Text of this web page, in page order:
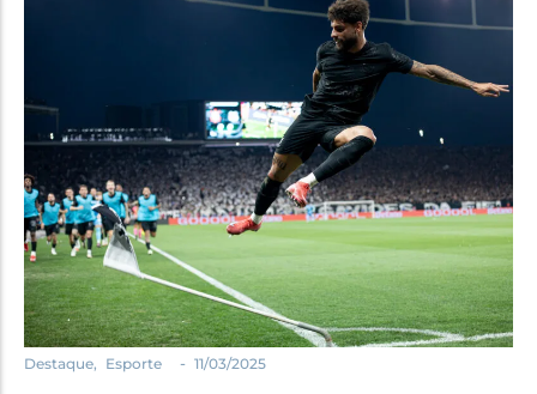
Paraná
Política
Santa Helena e Região
Saúde e Bem-Estar
Destaque, Esporte - 11/03/2025